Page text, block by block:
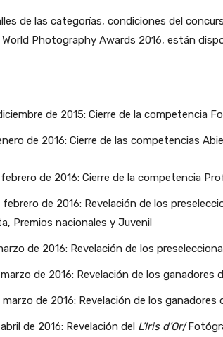
de las categorías, condiciones del
Photography Awards 2016, están
de 2015: Cierre de la competencia
de 2016: Cierre de las competencias
de 2016: Cierre de la competencia
febrero de 2016: Revelación de los
Premios nacionales y Juvenil
de 2016: Revelación de los
de 2016: Revelación de los ganadores
marzo de 2016: Revelación de los
de 2016: Revelación del L’Iris d’Or/